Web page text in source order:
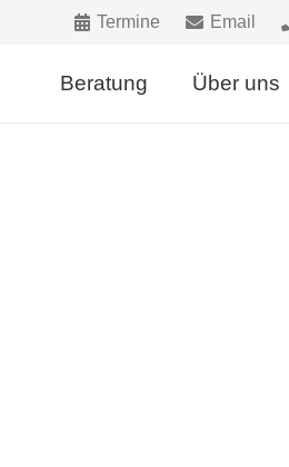
Termine Email
Beratung Über uns